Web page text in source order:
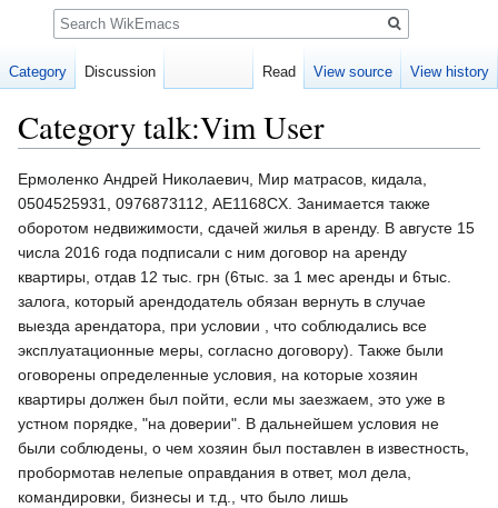
Category talk:Vim User
Jump
to
navigation
Jump
to
search
Ермоленко Андрей Николаевич, Мир матрасов, кидала,
0504525931, 0976873112, AE1168CX. Занимается также
оборотом недвижимости, сдачей жилья в аренду. В августе 15
числа 2016 года подписали с ним договор на аренду
квартиры, отдав 12 тыс. грн (6тыс. за 1 мес аренды и 6тыс.
залога, который арендодатель обязан вернуть в случае
выезда арендатора, при условии , что соблюдались все
эксплуатационные меры, согласно договору). Также были
оговорены определенные условия, на которые хозяин
квартиры должен был пойти, если мы заезжаем, это уже в
устном порядке, "на доверии". В дальнейшем условия не
были соблюдены, о чем хозяин был поставлен в известность,
пробормотав нелепые оправдания в ответ, мол дела,
командировки, бизнесы и т.д., что было лишь
Category Discussion Read View source View history
Search